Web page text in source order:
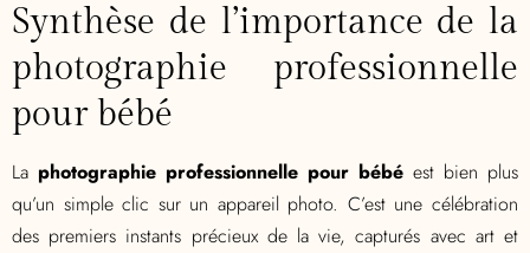
Synthèse de l’importance de la
photographie professionnelle
pour bébé
La photographie professionnelle pour bébé est bien plus
qu’un simple clic sur un appareil photo. C’est une célébration
des premiers instants précieux de la vie, capturés avec art et